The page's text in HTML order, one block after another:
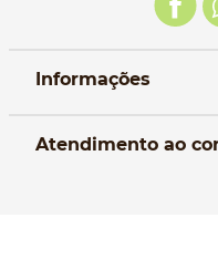
Informações
Atendimento ao